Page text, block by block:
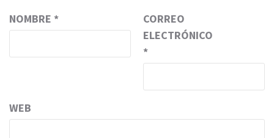
NOMBRE *
CORREO
ELECTRÓNICO
*
WEB